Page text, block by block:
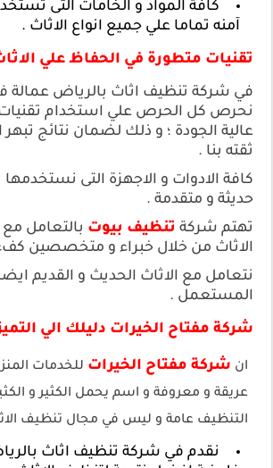
كافة المواد و الخامات التى
آمنه تماما علي جميع انواع الاثاث .
تقنيات متطورة في الحفاظ علي
في شركة تنظيف اثاث بالرياض عمالة
نحرص كل الحرص علي استخدام
عالية الجودة ؛ و ذلك لضمان نتائج
ثقته بنا .
كافة الادوات و الاجهزة التى
حديثة و متقدمة .
تهتم شركة تنظيف بيوت بالتعامل
الاثاث من خلال خبراء و متخصصين
نتعامل مع الاثاث الحديث و القديم
المستعمل .
شركة مفتاح الخيرات دليلك الي
ان شركة مفتاح الخيرات للخدمات
عريقة و معروفة و اسم يحمل الكثير و
التنظيف عامة و ليس في مجال تنظيف
نقدم في شركة تنظيف اثاث